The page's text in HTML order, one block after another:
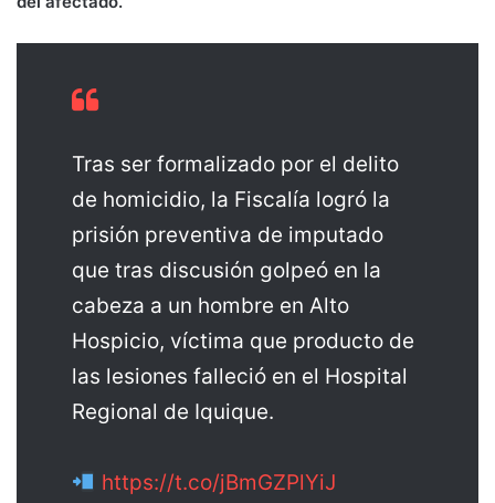
Tras ser formalizado por el delito
de homicidio, la Fiscalía logró la
prisión preventiva de imputado
que tras discusión golpeó en la
cabeza a un hombre en Alto
Hospicio, víctima que producto de
las lesiones falleció en el Hospital
Regional de Iquique.
https://t.co/jBmGZPlYiJ